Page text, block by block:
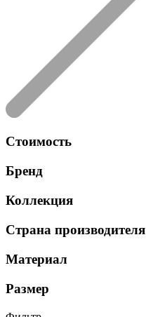
Стоимость
Бренд
Коллекция
Страна производителя
Материал
Размер